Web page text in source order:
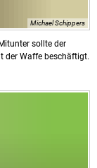
Michael Schippers
sollte der
der Waffe beschäftigt.